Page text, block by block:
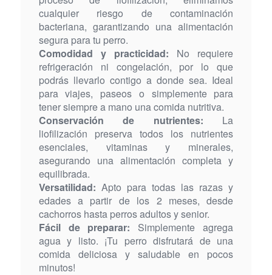
cualquier riesgo de contaminación
bacteriana, garantizando una alimentación
segura para tu perro.
Comodidad y practicidad: No requiere
refrigeración ni congelación, por lo que
podrás llevarlo contigo a donde sea. Ideal
para viajes, paseos o simplemente para
tener siempre a mano una comida nutritiva.
Conservación de nutrientes: La
liofilización preserva todos los nutrientes
esenciales, vitaminas y minerales,
asegurando una alimentación completa y
equilibrada.
Versatilidad: Apto para todas las razas y
edades a partir de los 2 meses, desde
cachorros hasta perros adultos y senior.
Fácil de preparar: Simplemente agrega
agua y listo. ¡Tu perro disfrutará de una
comida deliciosa y saludable en pocos
minutos!